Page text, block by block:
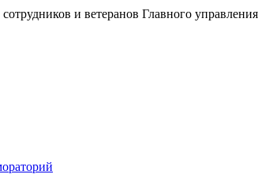
и ветеранов Главного